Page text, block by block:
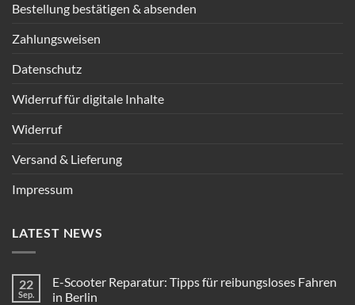
Bestellung bestätigen & absenden
Zahlungsweisen
Datenschutz
Widerruf für digitale Inhalte
Widerruf
Versand & Lieferung
Impressum
LATEST NEWS
22
Sep.
E-Scooter Reparatur: Tipps für reibungsloses Fahren
in Berlin